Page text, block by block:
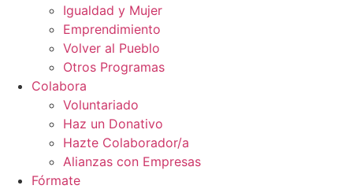
Igualdad y Mujer
Emprendimiento
Volver al Pueblo
Otros Programas
Colabora
Voluntariado
Haz un Donativo
Hazte Colaborador/a
Alianzas con Empresas
Fórmate